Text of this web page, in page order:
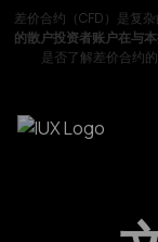
差价合约（CFD）是复
的散户投资者账户在与
是否了解差价合约